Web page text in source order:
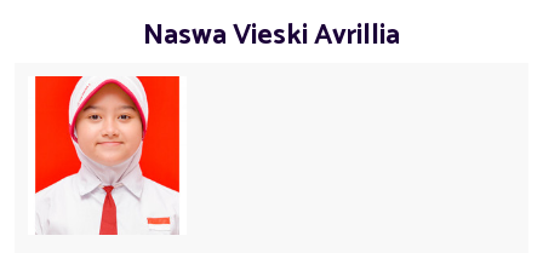
Naswa Vieski Avrillia